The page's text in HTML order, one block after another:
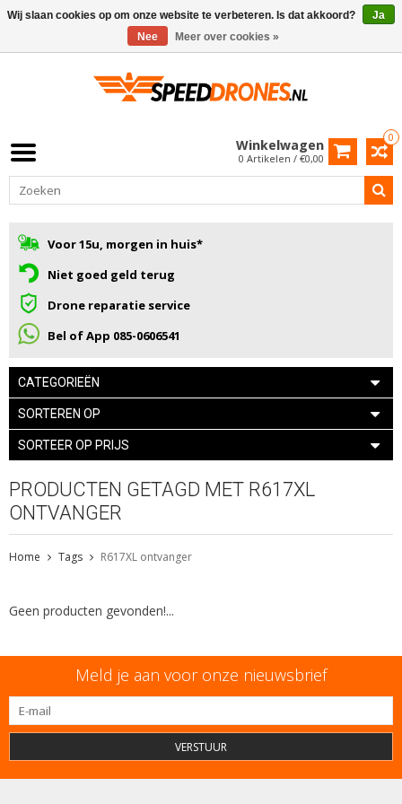
0
Winkelwagen
0 Artikelen / €0,00
Voor 15u, morgen in huis*
Niet goed geld terug
Drone reparatie service
Bel of App 085-0606541
CATEGORIEËN
SORTEREN OP
SORTEER OP PRIJS
PRODUCTEN GETAGD MET R617XL
ONTVANGER
Home Tags R617XL ontvanger
Geen producten gevonden!...
Meld je aan voor onze nieuwsbrief
VERSTUUR
Wij slaan cookies op om onze website te verbeteren. Is dat akkoord?
Ja
Nee
Meer over cookies »